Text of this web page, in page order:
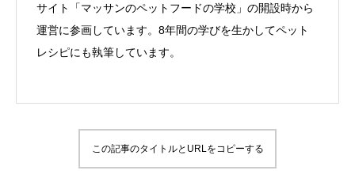
サイト「マッサンのペットフードの学校」の開設時から
運営に参画しています。8年間の学びを生かしてペット
レシピにも執筆しています。
この記事のタイトルとURLをコピーする